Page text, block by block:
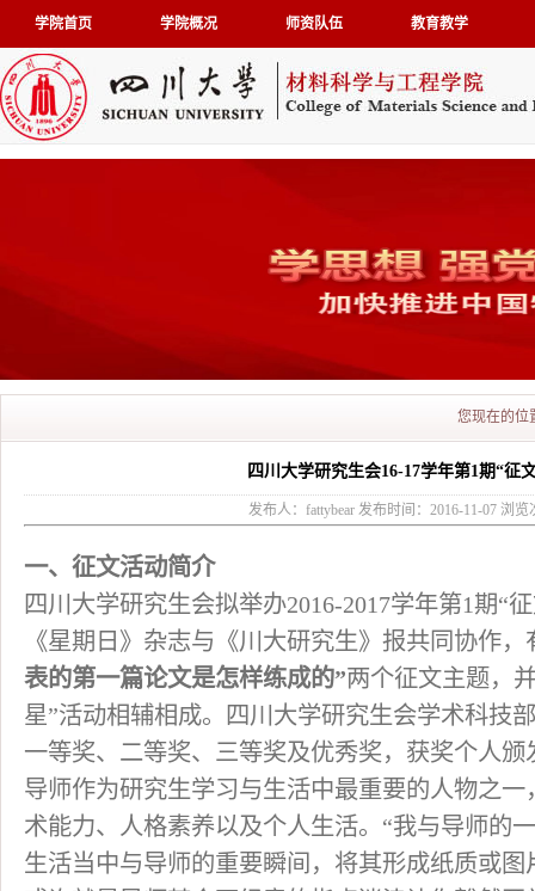
学院首页 学院概况 师资队伍 教育教学
您现在的位
四川大学研究生会16-17学年第1期“征
发布人：fattybear 发布时间：2016-11-07 浏览
一、征文活动简介
四川大学研究生会拟举办2016-2017学年第1期“
《星期日》杂志与《川大研究生》报共同协作，
表的第一篇论文是怎样练成的”两个征文主题，
星”活动相辅相成。四川大学研究生会学术科技
一等奖、二等奖、三等奖及优秀奖，获奖个人
导师作为研究生学习与生活中最重要的人物之
术能力、人格素养以及个人生活。“我与导师的
生活当中与导师的重要瞬间，将其形成纸质或